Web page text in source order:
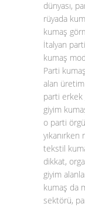
dünyası,
rüyada
kumaş
İtalyan
kumaş
Parti
alan üretim
parti erkek
giyim
o parti
tekstil
dikkat,
giyim
kumaş da
sektörü,